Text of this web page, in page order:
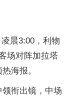
晨3:00，利物
场对阵加拉塔
海报。
衔出镜，中场